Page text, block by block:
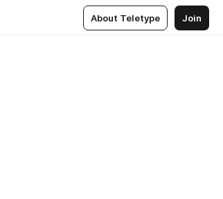
About Teletype Join